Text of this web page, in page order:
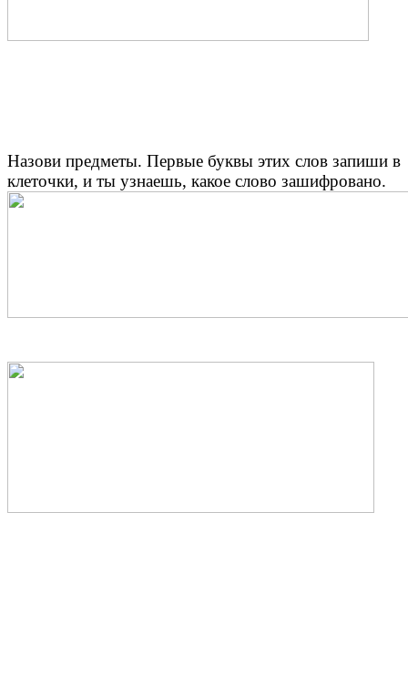
Назови предметы. Первые буквы этих слов запиши в
клеточки, и ты узнаешь, какое слово зашифровано.